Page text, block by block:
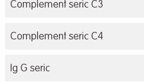
Complement seric C3
Complement seric C4
Ig G seric